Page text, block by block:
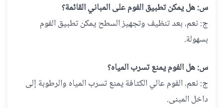
س: هل يمكن تطبيق الفوم على المباني القائمة؟
ج: نعم، بعد تنظيف وتجهيز السطح يمكن تطبيق الفوم
بسهولة.
س: هل الفوم يمنع تسرب المياه؟
ج: نعم، الفوم عالي الكثافة يمنع تسرب المياه والرطوبة إلى
داخل المبنى.